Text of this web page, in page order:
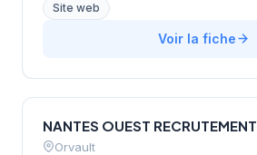
Site web
Voir la fiche
NANTES OUEST RECRUTEMENT
Orvault